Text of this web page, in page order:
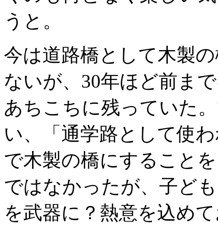
うと。
今は道路橋として木製
ないが、30年ほど前ま
あちこちに残っていた
い、「通学路として使
で木製の橋にすること
ではなかったが、子ど
を武器に？熱意を込め